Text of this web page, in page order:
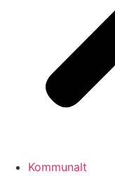
Kommunalt